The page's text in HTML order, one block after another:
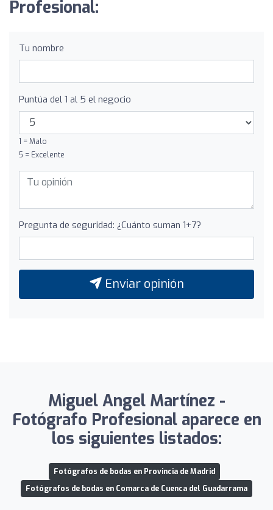
Profesional:
Tu nombre
Puntúa del 1 al 5 el negocio
1 = Malo
5 = Excelente
Pregunta de seguridad: ¿Cuánto suman 1+7?
Enviar opinión
Miguel Angel Martínez -
Fotógrafo Profesional aparece en
los siguientes listados:
Fotógrafos de bodas en Provincia de Madrid
Fotógrafos de bodas en Comarca de Cuenca del Guadarrama